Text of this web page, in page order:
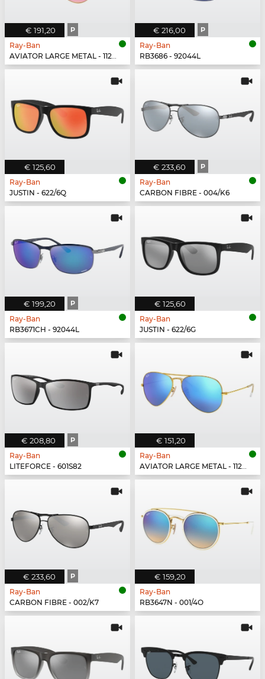
€ 191,20 P
Ray-Ban
AVIATOR LARGE METAL - 112/1Q
€ 216,00 P
Ray-Ban
RB3686 - 92044L
€ 125,60
Ray-Ban
JUSTIN - 622/6Q
€ 233,60 P
Ray-Ban
CARBON FIBRE - 004/K6
€ 199,20 P
Ray-Ban
RB3671CH - 92044L
€ 125,60
Ray-Ban
JUSTIN - 622/6G
€ 208,80 P
Ray-Ban
LITEFORCE - 601S82
€ 151,20
Ray-Ban
AVIATOR LARGE METAL - 112/17
€ 233,60 P
Ray-Ban
CARBON FIBRE - 002/K7
€ 159,20
Ray-Ban
RB3647N - 001/4O